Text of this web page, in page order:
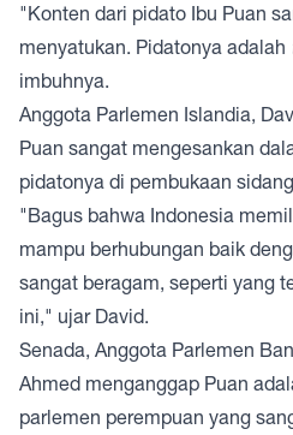
"Konten dari pidato Ibu Puan
menyatukan. Pidatonya adalah
imbuhnya.
Anggota Parlemen Islandia,
Puan sangat mengesankan
pidatonya di pembukaan sidang
"Bagus bahwa Indonesia
mampu berhubungan baik
sangat beragam, seperti yang
ini," ujar David.
Senada, Anggota Parlemen
Ahmed menganggap Puan
parlemen perempuan yang